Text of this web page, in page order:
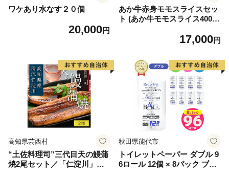
ワケあり水なす２０個
20,000円
あか牛赤身モモスライスセッ
ト (あか牛モモスライス400
17,000円
高知県芸西村
“土佐料理司”三代目天の鰻蒲
焼2尾セット／「仁淀川」水
秋田県能代市
トイレットペーパー ダブル 9
6ロール 12個 × 8パック ブラ